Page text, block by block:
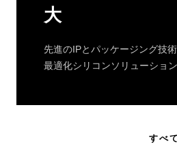
大
先進のIPとパッケージング技
最適化シリコンソリューショ
すべ